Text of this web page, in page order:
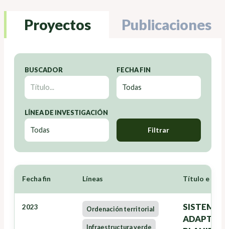
Proyectos Publicaciones
BUSCADOR FECHA FIN
LÍNEA DE INVESTIGACIÓN
Filtrar
Fecha fin Líneas Título e
2023 Ordenación territorial
Infraestructura verde
SISTEMA